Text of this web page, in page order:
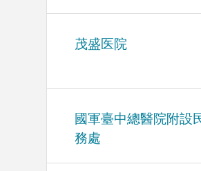
茂盛医院
國軍臺中總醫院附設
務處